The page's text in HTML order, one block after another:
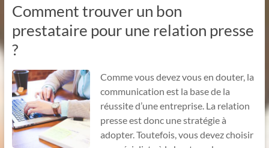
Comment trouver un bon
prestataire pour une relation presse
?
Comme vous devez vous en douter, la
communication est la base de la
réussite d’une entreprise. La relation
presse est donc une stratégie à
adopter. Toutefois, vous devez choisir